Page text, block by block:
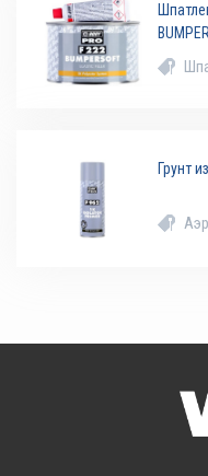
Грунт